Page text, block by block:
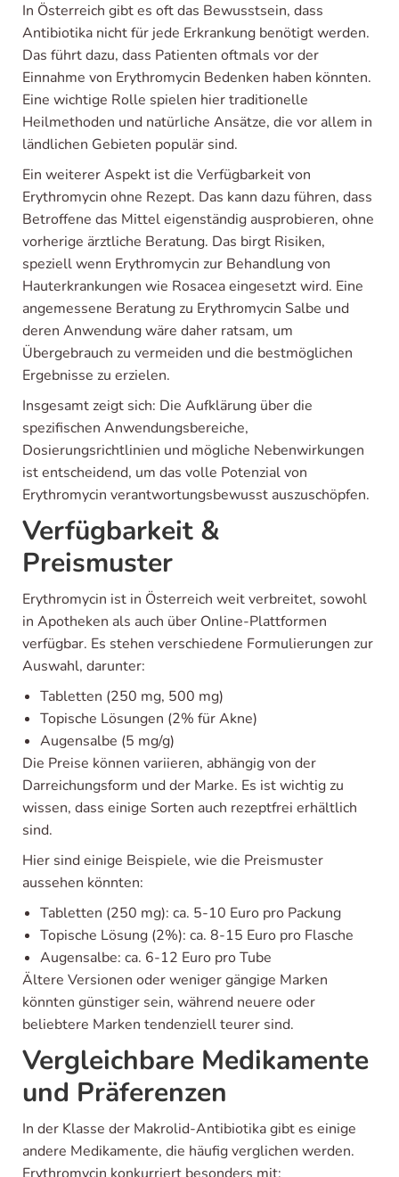
In Österreich gibt es oft das Bewusstsein, dass
Antibiotika nicht für jede Erkrankung benötigt werden.
Das führt dazu, dass Patienten oftmals vor der
Einnahme von Erythromycin Bedenken haben könnten.
Eine wichtige Rolle spielen hier traditionelle
Heilmethoden und natürliche Ansätze, die vor allem in
ländlichen Gebieten populär sind.
Ein weiterer Aspekt ist die Verfügbarkeit von
Erythromycin ohne Rezept. Das kann dazu führen, dass
Betroffene das Mittel eigenständig ausprobieren, ohne
vorherige ärztliche Beratung. Das birgt Risiken,
speziell wenn Erythromycin zur Behandlung von
Hauterkrankungen wie Rosacea eingesetzt wird. Eine
angemessene Beratung zu Erythromycin Salbe und
deren Anwendung wäre daher ratsam, um
Übergebrauch zu vermeiden und die bestmöglichen
Ergebnisse zu erzielen.
Insgesamt zeigt sich: Die Aufklärung über die
spezifischen Anwendungsbereiche,
Dosierungsrichtlinien und mögliche Nebenwirkungen
ist entscheidend, um das volle Potenzial von
Erythromycin verantwortungsbewusst auszuschöpfen.
Verfügbarkeit &
Preismuster
Erythromycin ist in Österreich weit verbreitet, sowohl
in Apotheken als auch über Online-Plattformen
verfügbar. Es stehen verschiedene Formulierungen zur
Auswahl, darunter:
Tabletten (250 mg, 500 mg)
Topische Lösungen (2% für Akne)
Augensalbe (5 mg/g)
Die Preise können variieren, abhängig von der
Darreichungsform und der Marke. Es ist wichtig zu
wissen, dass einige Sorten auch rezeptfrei erhältlich
sind.
Hier sind einige Beispiele, wie die Preismuster
aussehen könnten:
Tabletten (250 mg): ca. 5-10 Euro pro Packung
Topische Lösung (2%): ca. 8-15 Euro pro Flasche
Augensalbe: ca. 6-12 Euro pro Tube
Ältere Versionen oder weniger gängige Marken
könnten günstiger sein, während neuere oder
beliebtere Marken tendenziell teurer sind.
Vergleichbare Medikamente
und Präferenzen
In der Klasse der Makrolid-Antibiotika gibt es einige
andere Medikamente, die häufig verglichen werden.